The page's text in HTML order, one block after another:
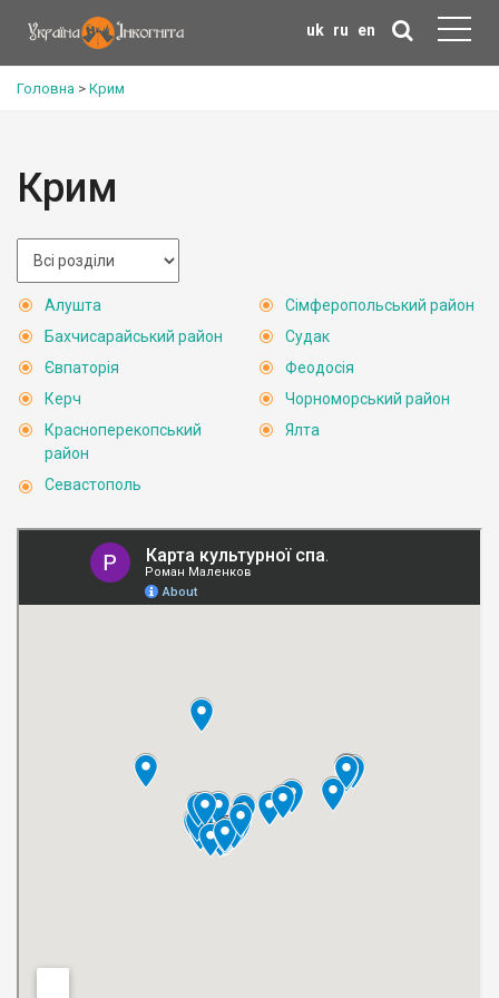
uk ru en
Головна > Крим
Крим
Алушта
Бахчисарайський район
Євпаторія
Керч
Красноперекопський
район
Севастополь
Сімферопольський район
Судак
Феодосія
Чорноморський район
Ялта